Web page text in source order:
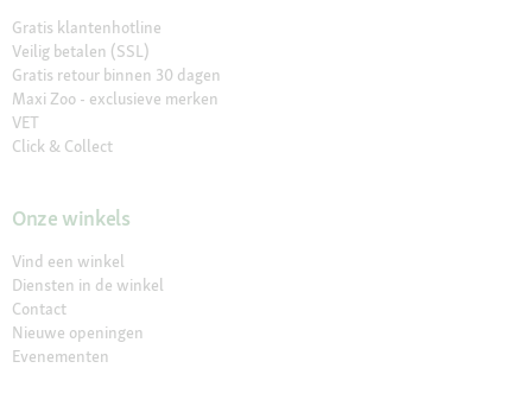
Gratis klantenhotline
Veilig betalen (SSL)
Gratis retour binnen 30 dagen
Maxi Zoo - exclusieve merken
VET
Click & Collect
Onze winkels
Vind een winkel
Diensten in de winkel
Contact
Nieuwe openingen
Evenementen